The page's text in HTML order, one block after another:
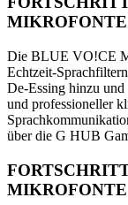
Die BLUE VO!CE
Echtzeit-
De-Essing hinzu und
und professioneller
über die G HUB